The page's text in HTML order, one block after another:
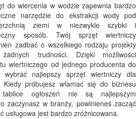
do wiercenia w wodzie zapewnia bardzo
narzędzie do ekstrakcji wody pod
ziemi w niezwykle szybki i
sposób. Twój sprzęt wiertniczy
zadbać o wszelkiego rodzaju projekty
trudności. Dzięki możliwości
wiertniczego od jednego producenta do
wybrać najlepszy sprzęt wiertniczy dla
Kiedy próbujesz włamać się do biznesu
tablice ogłoszeń nie są najlepszym
zaczynasz w branży, powinieneś zacząć
usługowa jest bardzo zróżnicowana.